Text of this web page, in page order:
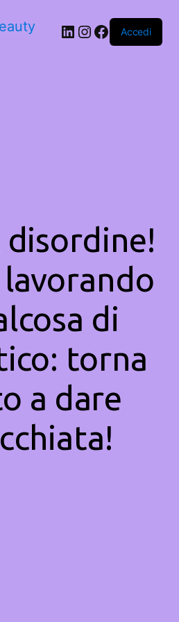
LinkedIn
Instagram
Facebook
Accedi
disordine!
di
torna
a dare